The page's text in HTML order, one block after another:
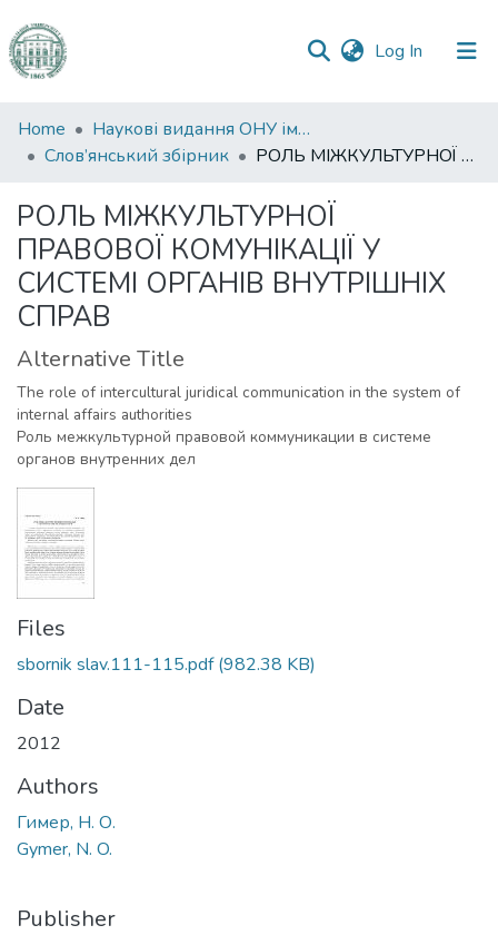
Log In (current)
Communities
&
All of DSpace
Statistics
Home
Наукові видання ОНУ імені І. І. Мечникова
Слов’янський збірник
РОЛЬ МІЖКУЛЬТУРНОЇ ПРАВОВОЇ КОМУНІКАЦІЇ У СИСТЕМІ ОРГАНІВ ВНУТРІШНІХ СПРАВ
РОЛЬ МІЖКУЛЬТУРНОЇ
ПРАВОВОЇ КОМУНІКАЦІЇ У
СИСТЕМІ ОРГАНІВ ВНУТРІШНІХ
СПРАВ
Alternative Title
The role of intercultural juridical communication in the system of
internal affairs authorities
Роль межкультурной правовой коммуникации в системе
органов внутренних дел
Files
sbornik slav.111-115.pdf(982.38 KB)
Date
2012
Authors
Гимер, Н. О.
Gymer, N. O.
Publisher